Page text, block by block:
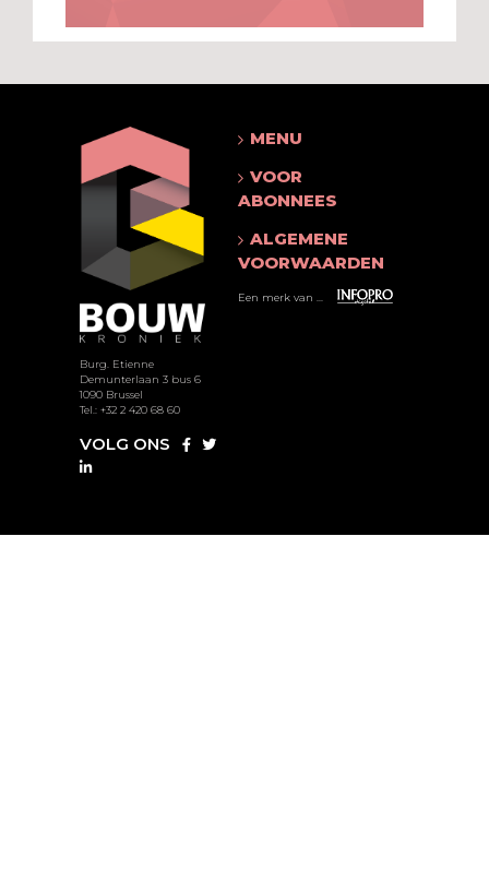
Burg. Etienne
Demunterlaan 3 bus 6
1090 Brussel
Tel.: +32 2 420 68 60
VOLG ONS
MENU
VOOR
ABONNEES
ALGEMENE
VOORWAARDEN
Een merk van ...